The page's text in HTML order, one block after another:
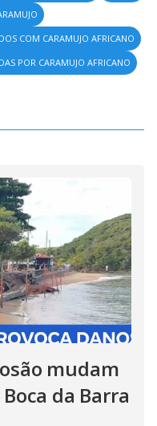
COM CARAMUJO AFRICANO
POR CARAMUJO AFRICANO
mudam
da Barra